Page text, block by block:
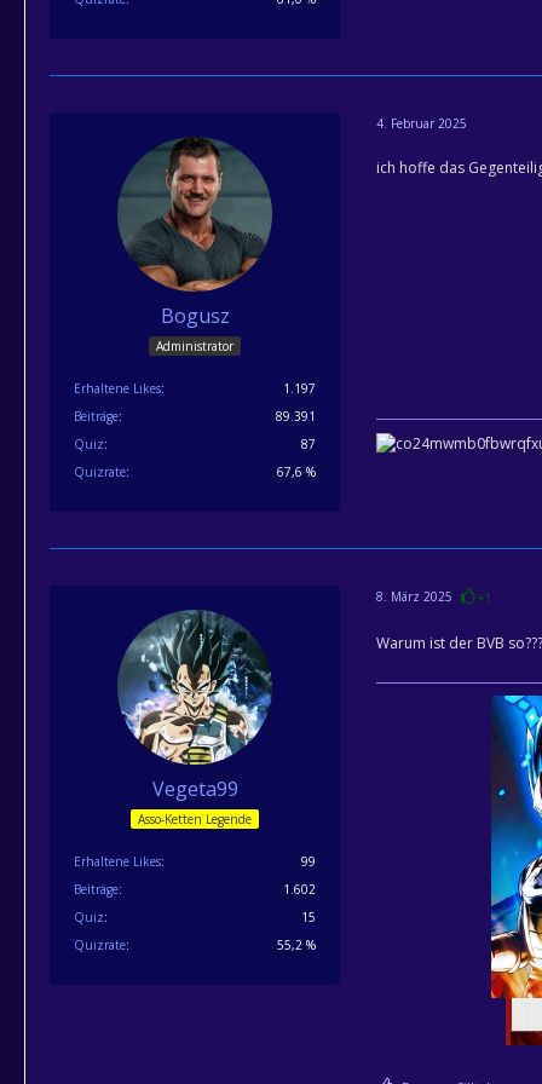
Bogusz
Administrator
Erhaltene Likes
1.197
Beiträge
89.391
Quiz
87
Quizrate
67,6 %
4. Februar 2025
ich hoffe das
Vegeta99
Asso-Ketten Legende
Erhaltene Likes
99
Beiträge
1.602
Quiz
15
Quizrate
55,2 %
8. März 2025 +1
Warum ist der BVB so???